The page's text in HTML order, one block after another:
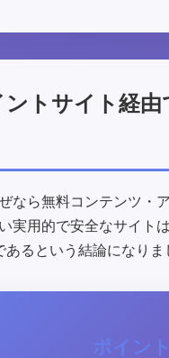
ントサイト経
なら無料コンテンツ・
実用的で安全なサイト
るという結論になりま
ポイン